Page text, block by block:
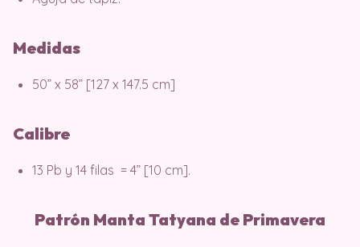
Medidas
50” x 58” [127 x 147.5 cm]
Calibre
13 Pb y 14 filas = 4” [10 cm].
Patrón Manta Tatyana de Primavera